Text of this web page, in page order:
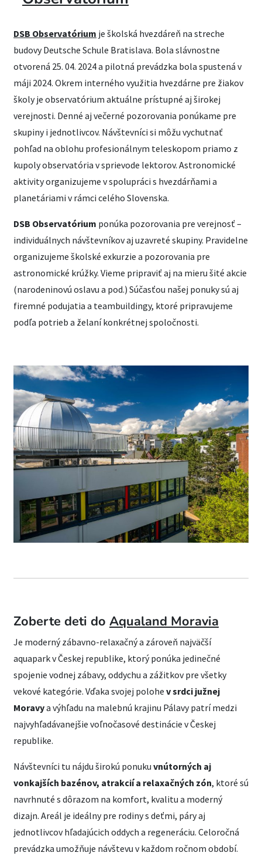
DSB Observatórium je školská hvezdáreň na streche
budovy Deutsche Schule Bratislava. Bola slávnostne
otvorená 25. 04. 2024 a pilotná prevádzka bola spustená v
máji 2024. Okrem interného využitia hvezdárne pre žiakov
školy je observatórium aktuálne prístupné aj širokej
verejnosti. Denné aj večerné pozorovania ponúkame pre
skupiny i jednotlivcov. Návštevníci si môžu vychutnať
pohľad na oblohu profesionálnym teleskopom priamo z
kupoly observatória v sprievode lektorov. Astronomické
aktivity organizujeme v spolupráci s hvezdárňami a
planetáriami v rámci celého Slovenska.
DSB Observatórium ponúka pozorovania pre verejnosť –
individuálnych návštevníkov aj uzavreté skupiny. Pravidelne
organizujeme školské exkurzie a pozorovania pre
astronomické krúžky. Vieme pripraviť aj na mieru šité akcie
(narodeninovú oslavu a pod.) Súčasťou našej ponuky sú aj
firemné podujatia a teambuildingy, ktoré pripravujeme
podľa potrieb a želaní konkrétnej spoločnosti.
Zoberte deti do Aqualand Moravia
Je moderný zábavno-relaxačný a zároveň najväčší
aquapark v Českej republike, ktorý ponúka jedinečné
spojenie vodnej zábavy, oddychu a zážitkov pre všetky
vekové kategórie. Vďaka svojej polohe v srdci južnej
Moravya výhľadu na malebnú krajinu Pálavy patrí medzi
najvyhľadávanejšie voľnočasové destinácie v Českej
republike.
Návštevníci tu nájdu širokú ponuku vnútorných aj
vonkajších bazénov, atrakcií a relaxačných zón, ktoré sú
navrhnuté s dôrazom na komfort, kvalitu a moderný
dizajn. Areál je ideálny pre rodiny s deťmi, páry aj
jednotlivcov hľadajúcich oddych a regeneráciu. Celoročná
prevádzka umožňuje návštevu v každom ročnom období.